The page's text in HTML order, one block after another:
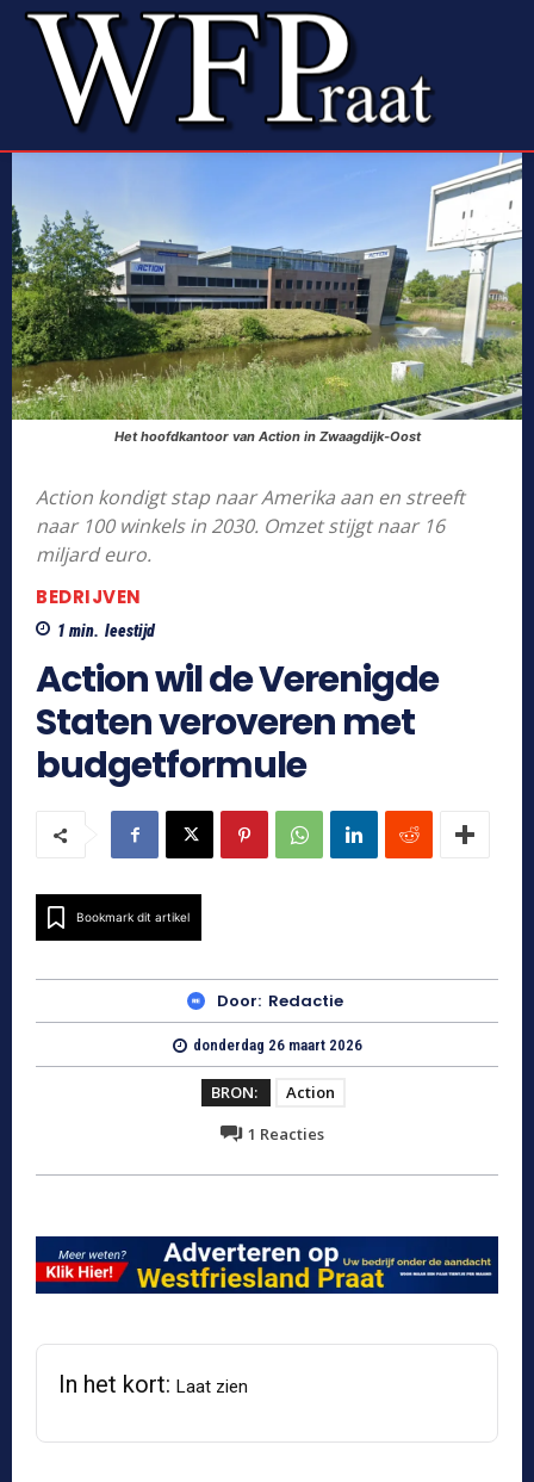
Het hoofdkantoor van Action in Zwaagdijk-Oost
Action kondigt stap naar Amerika aan en streeft
naar 100 winkels in 2030. Omzet stijgt naar 16
miljard euro.
BEDRIJVEN
1 min. leestijd
Action wil de Verenigde
Staten veroveren met
budgetformule
Bookmark dit artikel
Door: Redactie
donderdag 26 maart 2026
BRON:
Action
1 Reacties
In het kort: Laat zien